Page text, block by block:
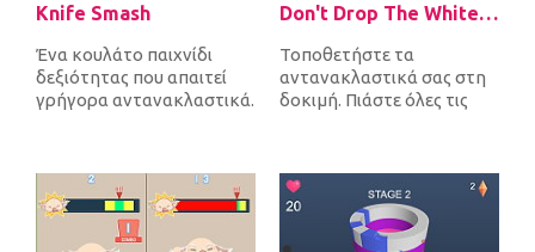
Knife Smash
Ένα κουλάτο παιχνίδι
δεξιότητας που απαιτεί
γρήγορα αντανακλαστικά.
Don't Drop The White Ball
Τοποθετήστε τα
αντανακλαστικά σας στη
δοκιμή. Πιάστε όλες τις